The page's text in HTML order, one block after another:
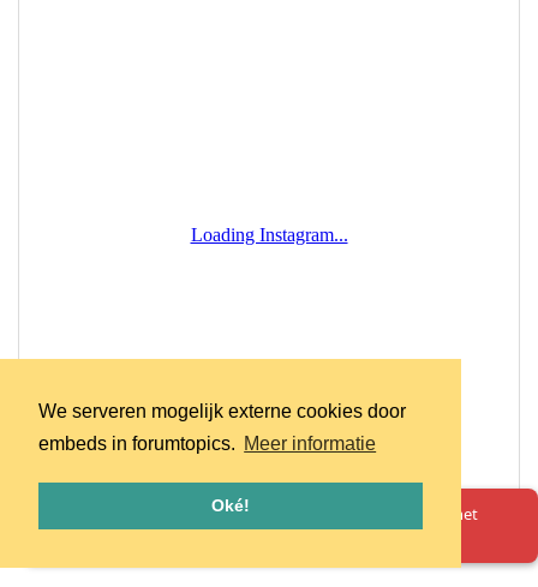
We serveren mogelijk externe cookies door
embeds in forumtopics. Meer informatie
Oké!
Oeps! Er is iets misgegaan. Herlaad de pagina en probeer het
opnieuw.